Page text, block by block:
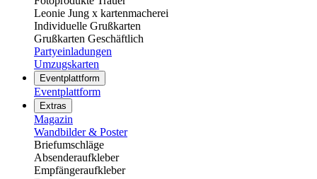
Leonie Jung x kartenmacherei
Individuelle Grußkarten
Grußkarten Geschäftlich
Partyeinladungen
Umzugskarten
Eventplattform
Eventplattform
Extras
Magazin
Wandbilder & Poster
Briefumschläge
Absenderaufkleber
Empfängeraufkleber